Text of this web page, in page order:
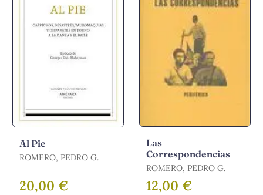
Al Pie
ROMERO, PEDRO G.
20,00 €
Las
Correspondencias
ROMERO, PEDRO G.
12,00 €